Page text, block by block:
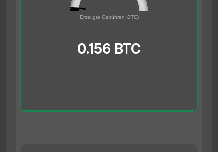
Erzeugte Gebühren (BTC)
0.156 BTC